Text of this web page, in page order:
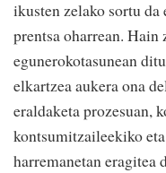
ikusten zelako sortu
prentsa oharrean.
egunerokotasunean
elkartzea aukera ona
eraldaketa prozesuan,
kontsumitzaileekiko
harremanetan eragitea